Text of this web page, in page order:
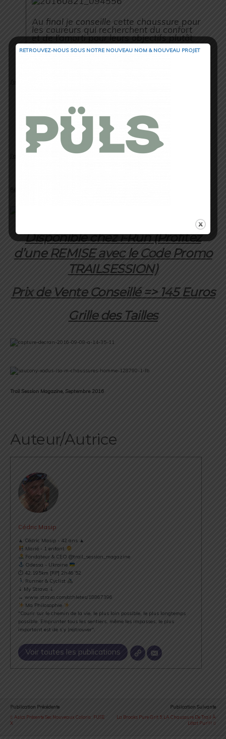
Au final je conseille cette chaussure pour
les coureurs qui recherchent du confort
et de l’amorti pour leurs objectifs plutôt
longs.
L’amorti
Le dynamisme
La protection
Le séchage rapide
Disponible chez i-Run (Profitez
d’une REMISE avec le Code Promo
TRAILSESSION)
Prix de Vente Conseillé => 145 Euros
Grille des Tailles
Trail Session Magazine, Septembre 2016
Auteur/Autrice
Cédric Masip
▲ Cédric Masip - 42 ans ▲
Marié - 1 enfant
Fondateur & CEO @trail_session_magazine
Odessa - Ukraine
⏱ 42.195km [RP] 2h46’52
Runner & Cyclist
⇣ My Strava ⇣
→ www.strava.com/athletes/18867396
Ma Philosophie
"Courir sur le chemin de la vie, le plus loin possible, le plus longtemps
possible. Emprunter tous les sentiers, même les impasses, le plus
important est de s’y (re)trouver".
Voir toutes les publications
Publication Précédente
Asics Présente Ses Nouveaux Coloris : FUSE
X
Publication Suivante
La Brooks Pure Grit 5: LA Chaussure De Trail À
L’état Pur!!!
RETROUVEZ-NOUS SOUS NOTRE NOUVEAU NOM & NOUVEAU PROJET